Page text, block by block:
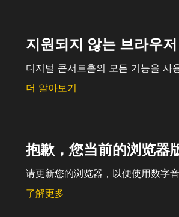
지원되지 않는 브라우
디지털 콘서트홀의 모든 기능을 사
더 알아보기
抱歉，您当前的浏览器
请更新您的浏览器，以便使用数字
了解更多